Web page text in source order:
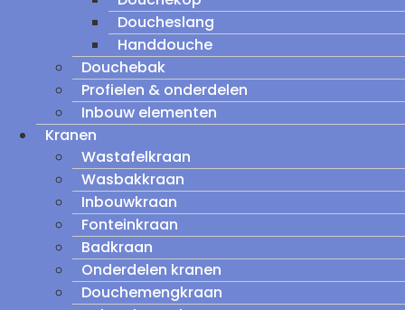
Doucheslang
Handdouche
Douchebak
Profielen & onderdelen
Inbouw elementen
Kranen
Wastafelkraan
Wasbakkraan
Inbouwkraan
Fonteinkraan
Badkraan
Onderdelen kranen
Douchemengkraan